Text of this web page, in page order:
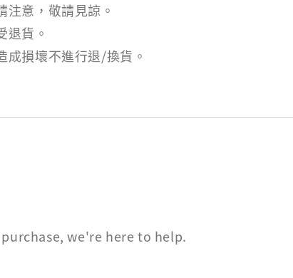
意，敬請見諒。
退貨。
成損壞不進行退/換貨。
we're here to help.